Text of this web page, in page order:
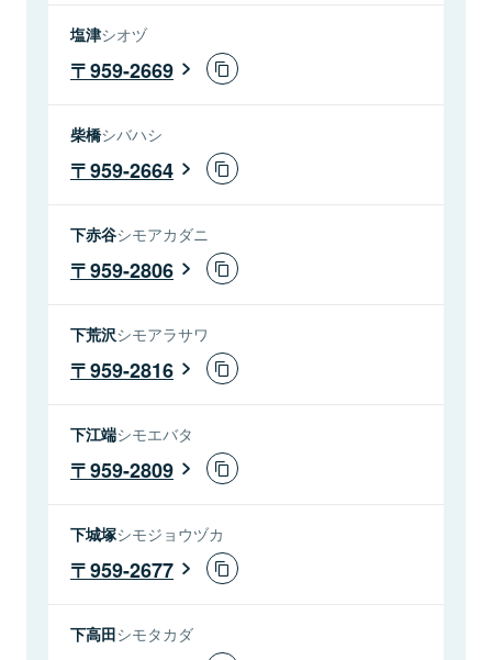
塩津シオヅ
959-2669
柴橋シバハシ
959-2664
下赤谷シモアカダニ
959-2806
下荒沢シモアラサワ
959-2816
下江端シモエバタ
959-2809
下城塚シモジョウヅカ
959-2677
下高田シモタカダ